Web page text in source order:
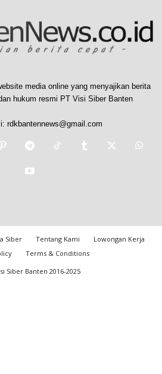
media online yang menyajikan berita
hukum resmi PT Visi Siber Banten
rdkbantennews@gmail.com
Siber Tentang Kami
Lowongan Kerja
Terms & Conditions
Siber Banten 2016-2025